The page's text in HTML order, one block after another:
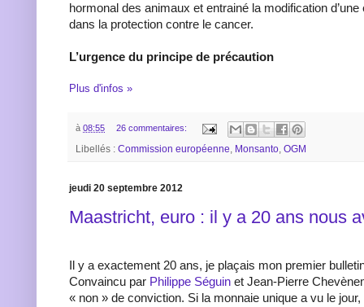
hormonal des animaux et entrainé la modification
dans la protection contre le cancer.
L’urgence du principe de précaution
Plus d'infos »
à 08:55 26 commentaires:
Libellés : Commission européenne Monsanto OGM
jeudi 20 septembre 2012
Maastricht, euro : il y a 20 ans nous
Il y a exactement 20 ans, je plaçais mon premier
Convaincu par Philippe Séguin et Jean-Pierre
« non » de conviction. Si la monnaie unique a vu le jour,